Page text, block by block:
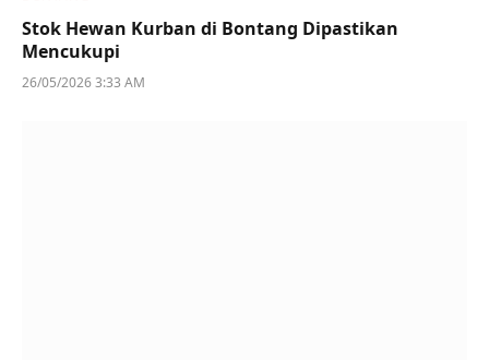
Stok Hewan Kurban di Bontang Dipastikan
Mencukupi
26/05/2026 3:33 AM